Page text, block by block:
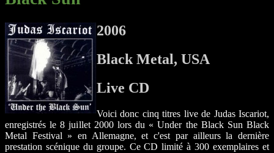
2006
Black Metal, USA
Live CD
Voici donc cinq titres live de Judas Iscariot,
enregistrés le 8 juillet 2000 lors du « Under the Black Sun Black
Metal Festival » en Allemagne, et c'est par ailleurs la dernière
prestation scénique du groupe. Ce CD limité à 300 exemplaires et